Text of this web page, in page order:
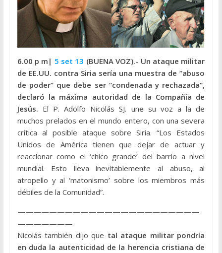
6.00 p m| 5 set 13 (BUENA VOZ).- Un ataque militar
de EE.UU. contra Siria sería una muestra de “abuso
de poder” que debe ser “condenada y rechazada”,
declaró la máxima autoridad de la Compañía de
Jesús. El P. Adolfo Nicolás SJ. une su voz a la de
muchos prelados en el mundo entero, con una severa
crítica al posible ataque sobre Siria. “Los Estados
Unidos de América tienen que dejar de actuar y
reaccionar como el ‘chico grande’ del barrio a nivel
mundial. Esto lleva inevitablemente al abuso, al
atropello y al ‘matonismo’ sobre los miembros más
débiles de la Comunidad”.
———————————————————————
———————
Nicolás también dijo que tal ataque militar pondría
en duda la autenticidad de la herencia cristiana de